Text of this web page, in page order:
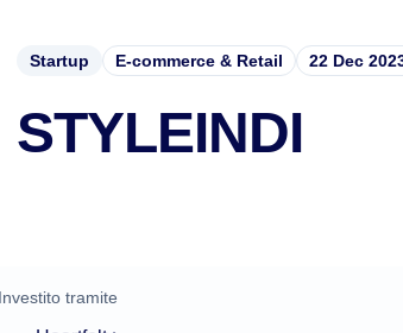
Startup E-commerce & Retail 22 Dec
STYLEINDI
Investito tramite